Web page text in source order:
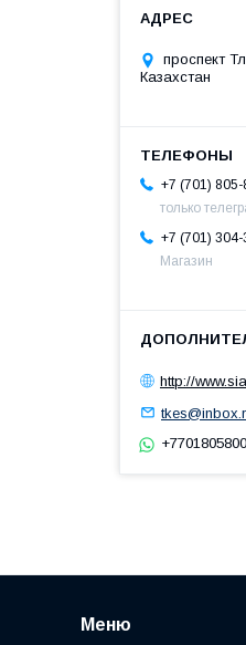
проспект
Казахстан
+7 (701)
только
+7 (701) 304-
Магазин
http://
Меню